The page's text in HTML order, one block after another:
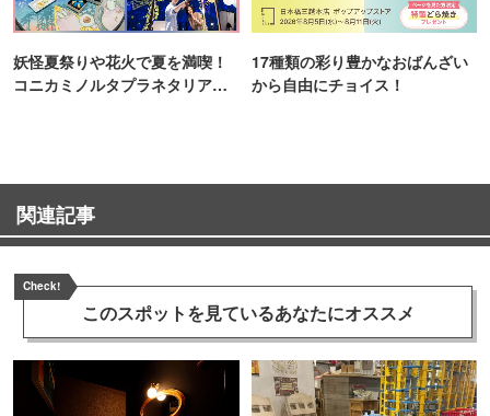
妖怪夏祭りや花火で夏を満喫！
コニカミノルタプラネタリア
17種類の彩り豊かなおばんざい
から自由にチョイス！
関連記事
Check!
このスポットを見ているあなたにオススメ